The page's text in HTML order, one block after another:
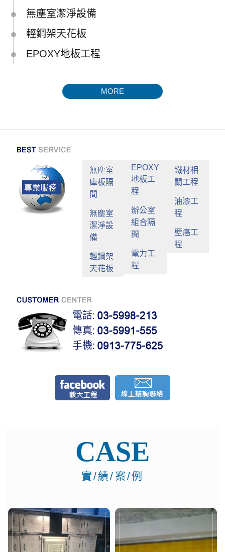
無塵室潔淨設備
輕鋼架天花板
EPOXY地板工程
MORE
無塵室
庫板隔
間
無塵室
潔淨設
備
輕鋼架
天花板
EPOXY
地板工
程
辦公室
組合隔
間
電力工
程
鐵材相
關工程
油漆工
程
壁癌工
程
CASE
實/績/案/例